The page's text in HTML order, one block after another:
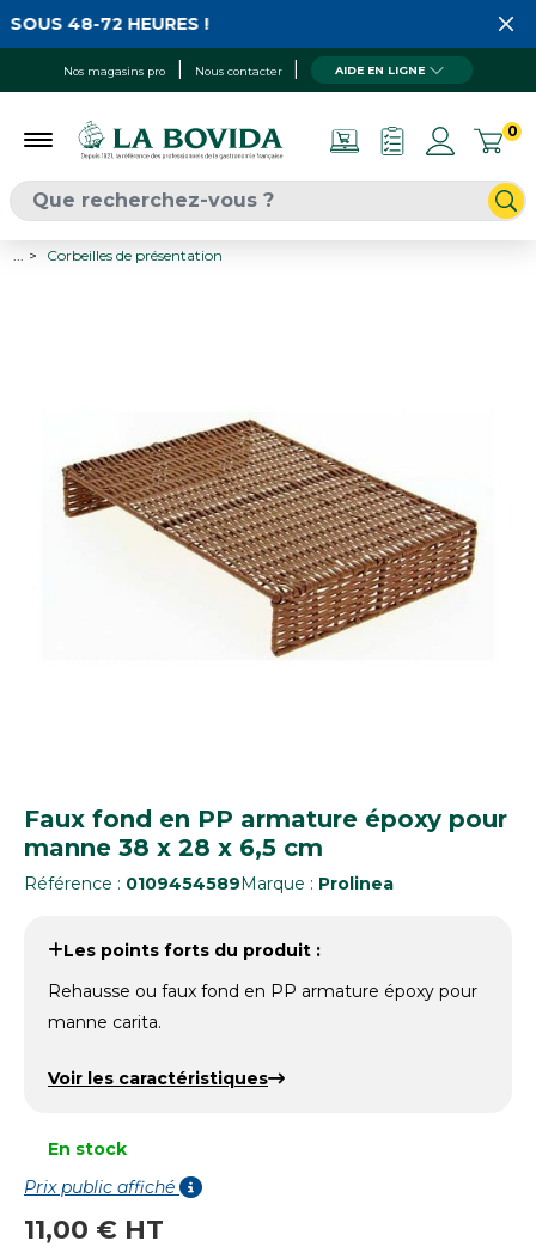
Nos magasins pro Nous contacter AIDE EN LIGNE
0
48-72 HEURES !
Corbeilles de présentation
Faux fond en PP armature époxy pour
manne 38 x 28 x 6,5 cm
Référence : 0109454589Marque : Prolinea
Les points forts du produit :
Rehausse ou faux fond en PP armature époxy pour
manne carita.
Voir les caractéristiques
En stock
Prix public affiché
11,00 € HT